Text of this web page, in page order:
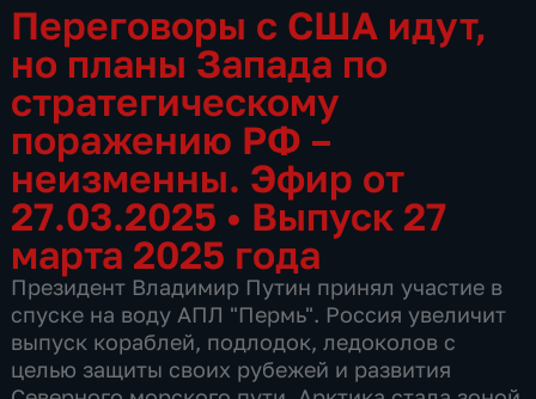
Переговоры с США идут,
но планы Запада по
стратегическому
поражению РФ –
неизменны. Эфир от
27.03.2025 • Выпуск 27
марта 2025 года
Президент Владимир Путин принял участие в
спуске на воду АПЛ "Пермь". Россия увеличит
выпуск кораблей, подлодок, ледоколов с
целью защиты своих рубежей и развития